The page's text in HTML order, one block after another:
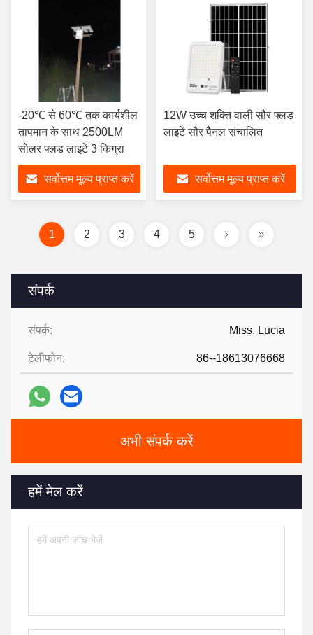
संपर्क
संपर्क: Miss. Lucia
टेलीफोन: 86--18613076668
अभी संपर्क करें
हमें मेल करें
-20℃ से 60℃ तक कार्यशील
तापमान के साथ 2500LM
सोलर फ्लड लाइटें 3 किग्रा
सर्वोत्तम मूल्य प्राप्त करें
12W उच्च शक्ति वाली सौर फ्लड
लाइटें सौर पैनल संचालित
सर्वोत्तम मूल्य प्राप्त करें
1 2 3 4 5